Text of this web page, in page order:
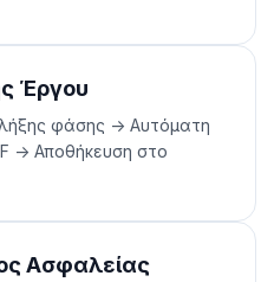
Έργου
φάσης -> Αυτόματη
-> Αποθήκευση στο
Ασφαλείας